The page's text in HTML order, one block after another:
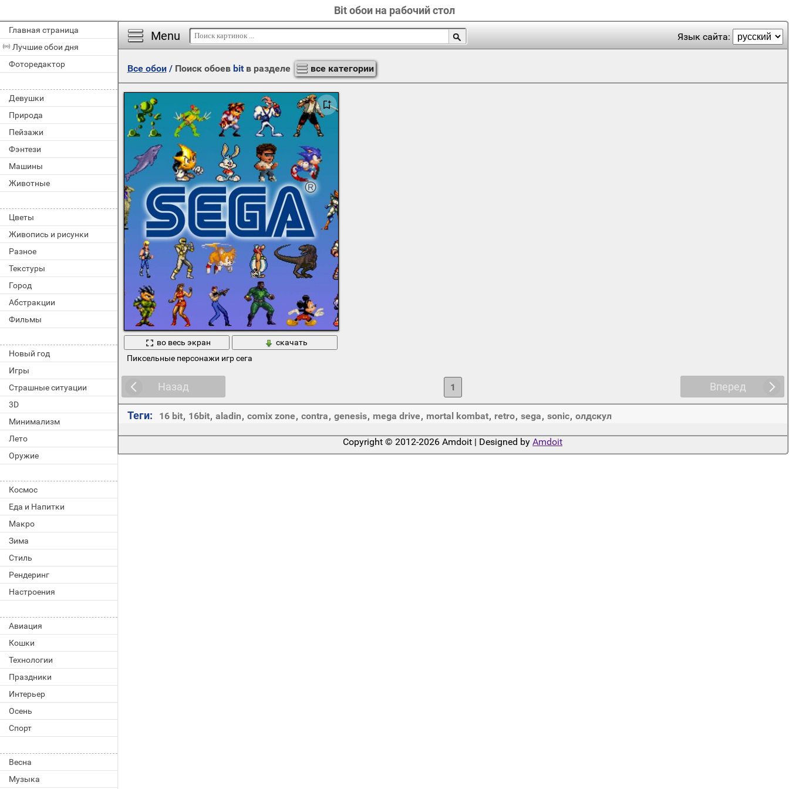
Bit обои на рабочий стол
Главная страница
Лучшие обои дня
Фоторедактор
Девушки
Природа
Пейзажи
Фэнтези
Машины
Животные
Цветы
Живопись и рисунки
Разное
Текстуры
Город
Абстракции
Фильмы
Новый год
Игры
Страшные ситуации
3D
Минимализм
Лето
Оружие
Космос
Еда и Напитки
Макро
Зима
Стиль
Рендеринг
Настроения
Авиация
Кошки
Технологии
Праздники
Интерьер
Осень
Спорт
Весна
Музыка
Menu Язык сайта:
Все обои/ Поиск обоев bitв разделе все категории
во весь экран
скачать
Пиксельные персонажи игр сега
Назад Вперед
1
Теги: 16 bit, 16bit, aladin, comix zone, contra, genesis, mega drive, mortal kombat, retro, sega, sonic, олдскул
Copyright © 2012-2026 Amdoit | Designed by Amdoit